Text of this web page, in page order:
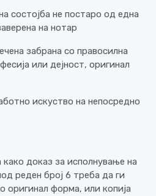
состојба не постаро од една
на нотар
забрана со правосилна
или дејност, оригинал
искуство на непосредно
како доказ за исполнување на
реден број 6 треба да ги
оригинал форма, или копија